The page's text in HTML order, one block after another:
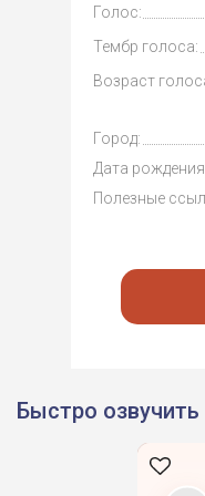
Голос:
Тембр голоса:
Возраст
Город:
Дата
Полезные
Быстро